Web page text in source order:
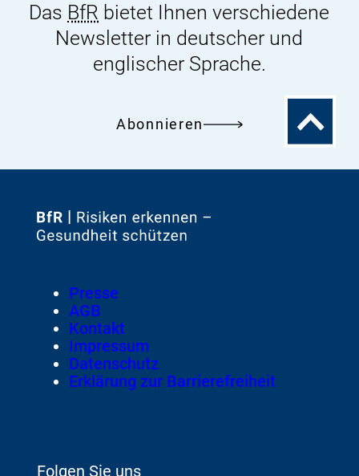
Das BfR bietet Ihnen verschiedene
Newsletter in deutscher und
englischer Sprache.
Abonnieren
Zum
Zur
Footer
Meta-
Navigation
Presse
AGB
Kontakt
Impressum
Datenschutz
Erklärung zur Barrierefreiheit
Folgen Sie uns